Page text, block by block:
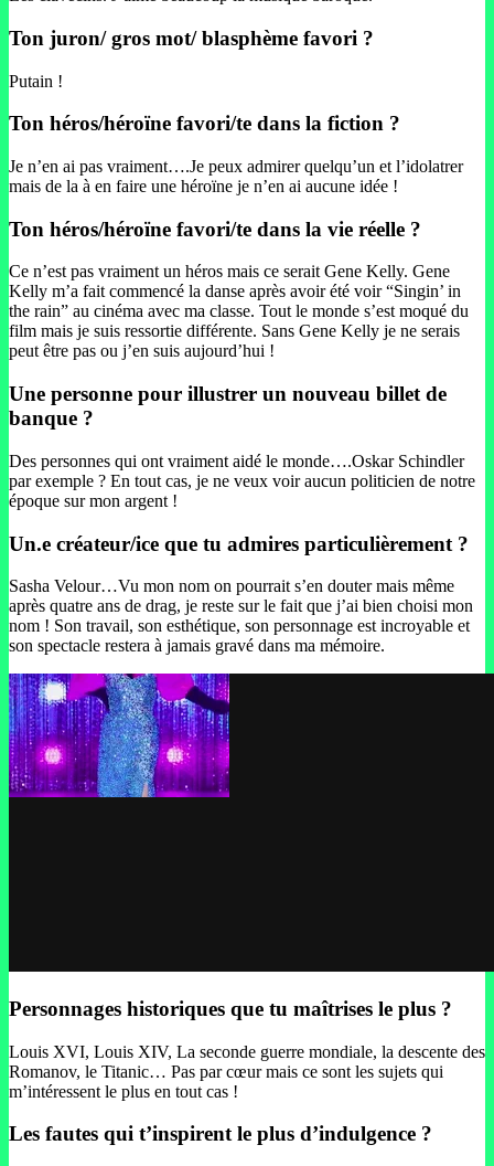
Ton juron/ gros mot/ blasphème favori ?
Putain !
Ton héros/héroïne favori/te dans la fiction ?
Je n’en ai pas vraiment….Je peux admirer quelqu’un et l’idolatrer
mais de la à en faire une héroïne je n’en ai aucune idée !
Ton héros/héroïne favori/te dans la vie réelle ?
Ce n’est pas vraiment un héros mais ce serait Gene Kelly. Gene
Kelly m’a fait commencé la danse après avoir été voir “Singin’ in
the rain” au cinéma avec ma classe. Tout le monde s’est moqué du
film mais je suis ressortie différente. Sans Gene Kelly je ne serais
peut être pas ou j’en suis aujourd’hui !
Une personne pour illustrer un nouveau billet de
banque ?
Des personnes qui ont vraiment aidé le monde….Oskar Schindler
par exemple ? En tout cas, je ne veux voir aucun politicien de notre
époque sur mon argent !
Un.e créateur/ice que tu admires particulièrement ?
Sasha Velour…Vu mon nom on pourrait s’en douter mais même
après quatre ans de drag, je reste sur le fait que j’ai bien choisi mon
nom ! Son travail, son esthétique, son personnage est incroyable et
son spectacle restera à jamais gravé dans ma mémoire.
Personnages historiques que tu maîtrises le plus ?
Louis XVI, Louis XIV, La seconde guerre mondiale, la descente des
Romanov, le Titanic… Pas par cœur mais ce sont les sujets qui
m’intéressent le plus en tout cas !
Les fautes qui t’inspirent le plus d’indulgence ?